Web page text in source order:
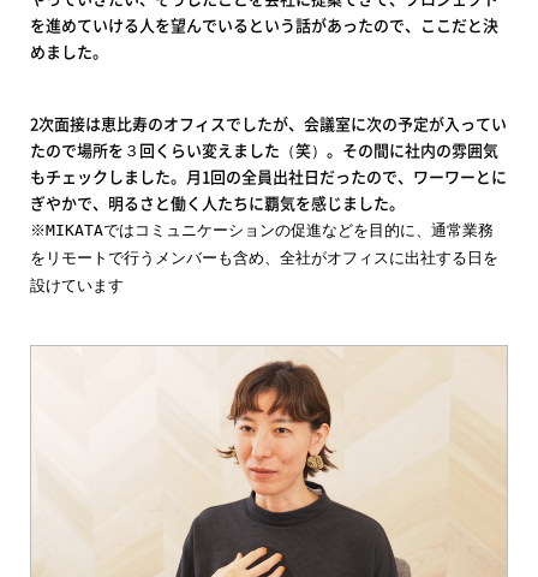
を進めていける人を望んでいるという話があったので、ここだと決
めました。
2次面接は恵比寿のオフィスでしたが、会議室に次の予定が入ってい
たので場所を３回くらい変えました（笑）。その間に社内の雰囲気
もチェックしました。月1回の全員出社日だったので、ワーワーとに
ぎやかで、明るさと働く人たちに覇気を感じました。
※MIKATAではコミュニケーションの促進などを目的に、通常業務
をリモートで行うメンバーも含め、全社がオフィスに出社する日を
設けています